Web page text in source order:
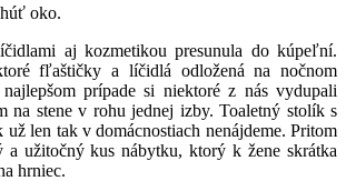
oko.
aj kozmetikou presunula do kúpeľní.
fľaštičky a líčidlá odložená na nočnom
prípade si niektoré z nás vydupali
na stene v rohu jednej izby. Toaletný stolík s
už len tak v domácnostiach nenájdeme. Pritom
a užitočný kus nábytku, ktorý k žene skrátka
hrniec.